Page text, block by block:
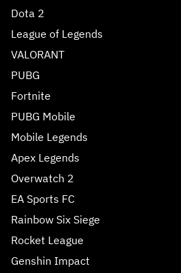
Dota 2
League of Legends
VALORANT
PUBG
Fortnite
PUBG Mobile
Mobile Legends
Apex Legends
Overwatch 2
EA Sports FC
Rainbow Six Siege
Rocket League
Genshin Impact